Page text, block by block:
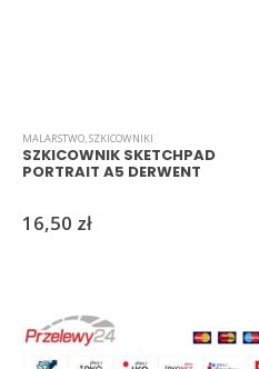
MALARSTWO,SZKICOWNIKI
SZKICOWNIK SKETCHPAD
PORTRAIT A5 DERWENT
16,50 zł